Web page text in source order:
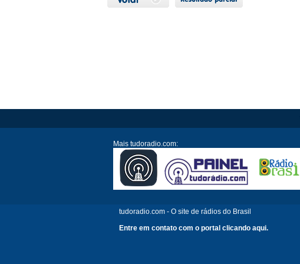
Mais tudoradio.com:
tudoradio.com - O site de rádios do Brasil
Entre em contato com o portal clicando aqui.